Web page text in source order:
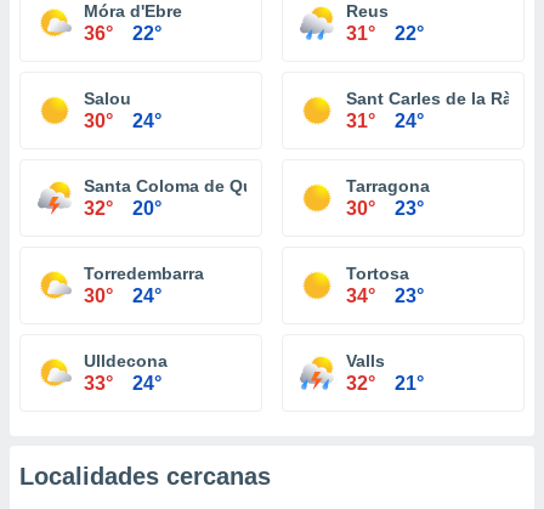
Móra d'Ebre
36° 22°
Reus
31° 22°
Salou
30° 24°
Sant Carles de la Ràpita
31° 24°
Santa Coloma de Queralt
32° 20°
Tarragona
30° 23°
Torredembarra
30° 24°
Tortosa
34° 23°
Ulldecona
33° 24°
Valls
32° 21°
Localidades cercanas